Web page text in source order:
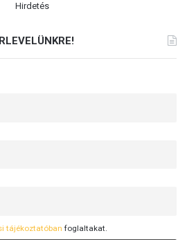
Hirdetés
tájékoztatóban foglaltakat.